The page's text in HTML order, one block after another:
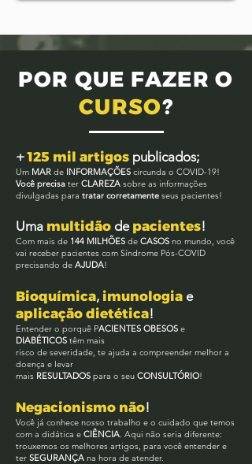
POR QUE FAZER O
CURSO?
+ 125 mil artigos publicados;
Um MAR de INFORMAÇÕES circunda o COVID-19!
Você precisa ter CLAREZA sobre as informações
divulgadas para tratar corretamente seus pacientes!
Uma multidão de pacientes!
Com mais de 144 MILHÕES de CASOS no mundo, você
vai receber pacientes com Síndrome Pós-COVID
precisando de AJUDA!
Bioquímica, imunologia e
aplicação dietética!
Entender o porquê PACIENTES OBESOS e
DIABÉTICOS têm mais
risco de severidade, te ajuda a compreender melhor a
doença e levar
mais RESULTADOS para o seu CONSULTÓRIO!
Negacionismo não!
Você já conhece nosso trabalho e o cuidado que temos
com a didática e CIÊNCIA. Aqui não seria diferente:
trouxemos os melhores artigos, para você entender e
ter SEGURANÇA na hora de atender.